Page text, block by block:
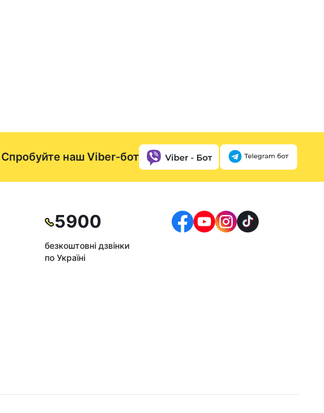
Спробуйте наш Viber-бот
5900
безкоштовні дзвінки
по Україні